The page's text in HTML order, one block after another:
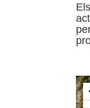
Els